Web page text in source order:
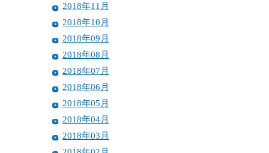
2018年11月
2018年10月
2018年09月
2018年08月
2018年07月
2018年06月
2018年05月
2018年04月
2018年03月